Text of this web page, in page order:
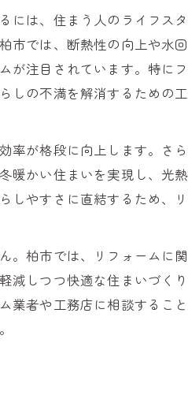
には、住まう人のライフス
市では、断熱性の向上や水
が注目されています。特に
しの不満を解消するための
率が格段に向上します。さ
暖かい住まいを実現し、光
しやすさに直結するため、
。柏市では、リフォームに
減しつつ快適な住まいづく
業者や工務店に相談するこ